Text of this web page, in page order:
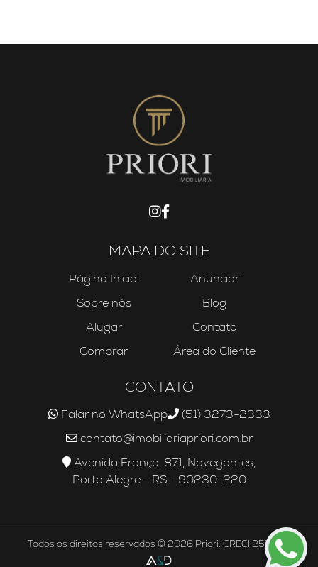
MAPA DO SITE
Página Inicial
Sobre nós
Alugar
Comprar
Anunciar
Blog
Contato
Área do Cliente
CONTATO
Falar no WhatsApp
(51) 3273-2333
contato@imobiliariapriori.com.br
Avenida França, 871, Navegantes,
Porto Alegre - RS - 90230-220
Todos os direitos reservados © 2026 Priori. CRECI 25756J.